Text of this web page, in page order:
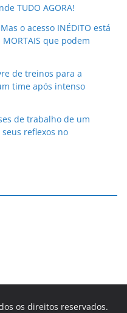
TUDO AGORA!
o acesso INÉDITO está
que podem
de treinos para a
time após intenso
de trabalho de um
reflexos no
os direitos reservados.